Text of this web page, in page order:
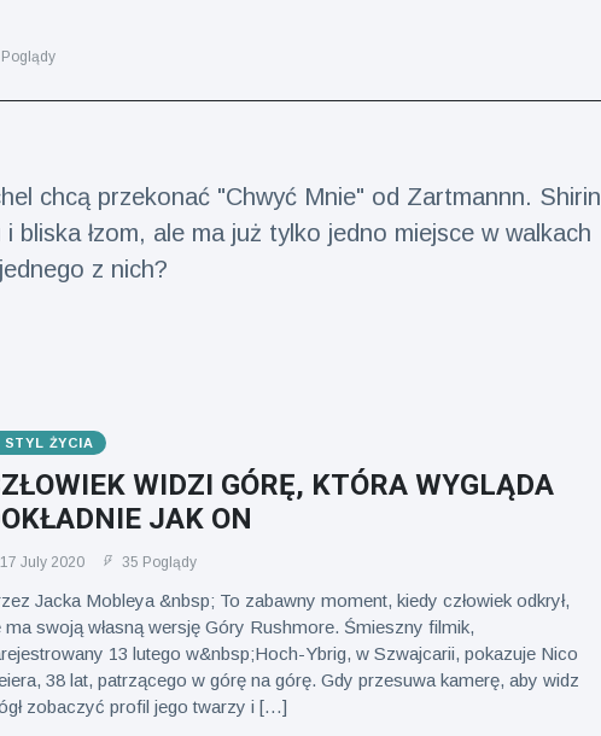
chcą przekonać "Chwyć Mnie" od Zartmannn. Shirin
bliska łzom, ale ma już tylko jedno miejsce w walkach
z nich?
STYL ŻYCIA
WIDZI GÓRĘ, KTÓRA WYGLĄDA
JAK ON
17 July 2020 35 Poglądy
Jacka Mobleya &nbsp; To zabawny moment, kiedy człowiek odkrył,
ma swoją własną wersję Góry Rushmore. Śmieszny filmik,
13 lutego w&nbsp;Hoch-Ybrig, w Szwajcarii, pokazuje Nico
38 lat, patrzącego w górę na górę. Gdy przesuwa kamerę, aby widz
zobaczyć profil jego twarzy i […]